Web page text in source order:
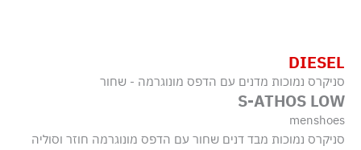
DIESEL
סניקרס נמוכות מדנים עם הדפס מונוגרמה - שחור
S-ATHOS LOW
menshoes
סניקרס נמוכות מבד דנים שחור עם הדפס מונוגרמה חוזר וסוליה